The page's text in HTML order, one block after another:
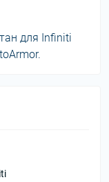
для Infiniti